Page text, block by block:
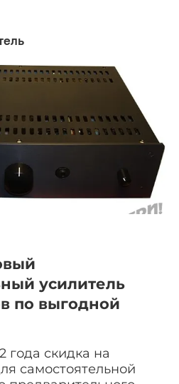
усилитель
по выгодной
года скидка на
самостоятельной